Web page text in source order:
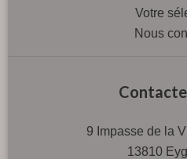
Votre
Nous
9 Impasse de la
13810